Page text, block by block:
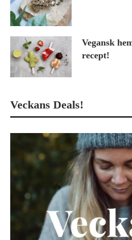
Vegansk
recept!
Veckans Deals!